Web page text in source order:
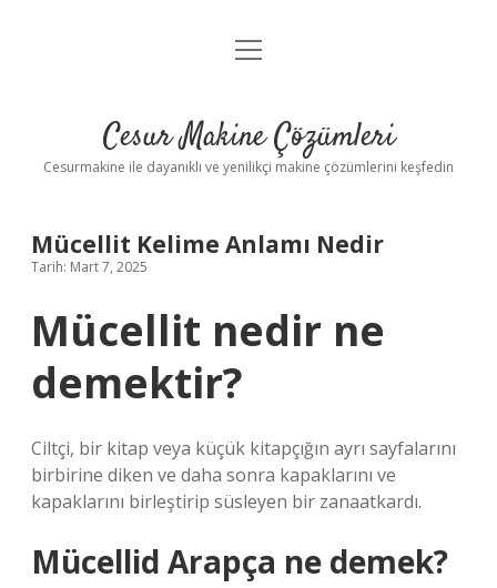
Anasayfa
Yasal Uyarı
menüyü
Cesur Makine Çözümleri
Cesurmakine ile dayanıklı ve yenilikçi makine çözümlerini keşfedin
Mücellit Kelime Anlamı Nedir
Tarih: Mart 7, 2025
Mücellit nedir ne
demektir?
Ciltçi, bir kitap veya küçük kitapçığın ayrı sayfalarını
birbirine diken ve daha sonra kapaklarını ve
kapaklarını birleştirip süsleyen bir zanaatkardı.
Mücellid Arapça ne demek?